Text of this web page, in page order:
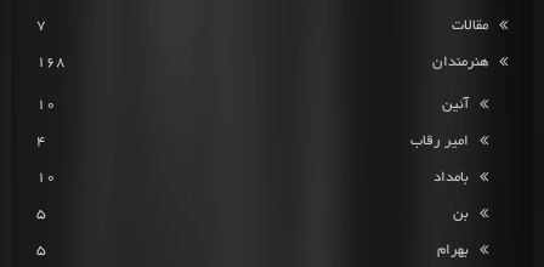
مقالات 7
هنرمندان 168
آئین 10
امیر رقاب 4
بامداد 10
بن 5
بهرام 5